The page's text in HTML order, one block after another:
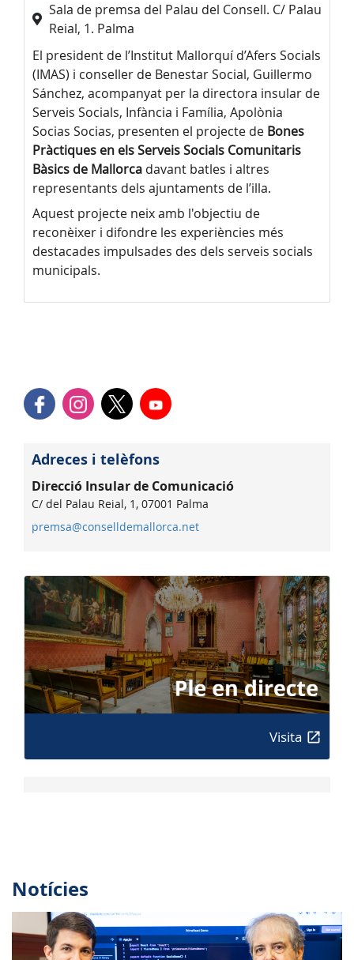
Sala de premsa del Palau del Consell. C/ Palau
Reial, 1. Palma
El president de l’Institut Mallorquí d’Afers Socials
(IMAS) i conseller de Benestar Social, Guillermo
Sánchez, acompanyat per la directora insular de
Serveis Socials, Infància i Família, Apolònia
Socias Socias, presenten el projecte de Bones
Pràctiques en els Serveis Socials Comunitaris
Bàsics de Mallorca davant batles i altres
representants dels ajuntaments de l’illa.
Aquest projecte neix amb l'objectiu de
reconèixer i difondre les experiències més
destacades impulsades des dels serveis socials
municipals.
Adreces i telèfons
Direcció Insular de Comunicació
C/ del Palau Reial, 1, 07001 Palma
premsa@conselldemallorca.net
Visita
Notícies